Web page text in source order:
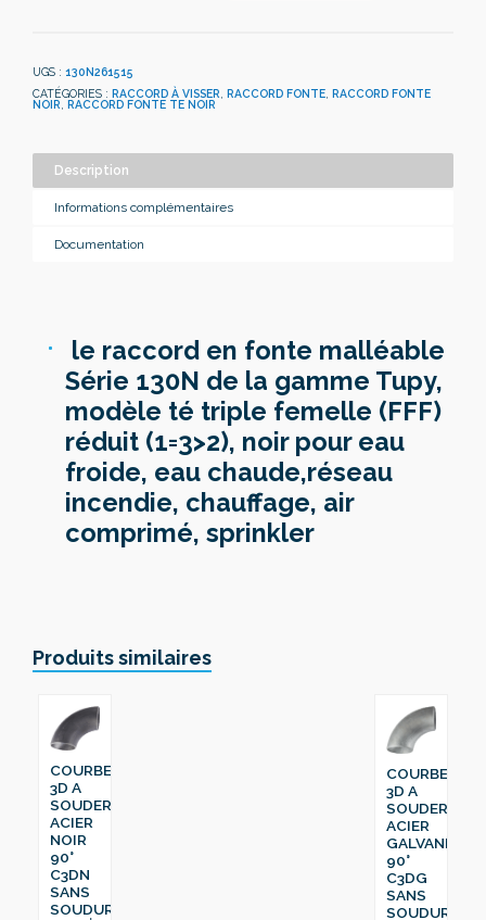
UGS : 130N261515
CATÉGORIES : RACCORD À VISSER RACCORD FONTE RACCORD FONTE
NOIR RACCORD FONTE TE NOIR
Description
Informations complémentaires
Documentation
le raccord en fonte malléable
Série 130N de la gamme Tupy,
modèle té triple femelle (FFF)
réduit (1=3>2), noir pour eau
froide, eau chaude,réseau
incendie, chauffage, air
comprimé, sprinkler
Produits similaires
COURBE
3D A
SOUDER
ACIER
NOIR
90°
C3DN
SANS
SOUDURE
COURBE
3D A
SOUDER
ACIER
GALVANISÉ
90°
C3DG
SANS
SOUDURE